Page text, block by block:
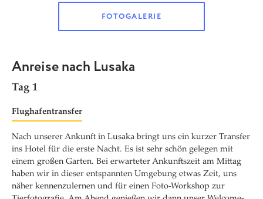
FOTOGALERIE
Anreise nach Lusaka
Tag 1
Flughafentransfer
Nach unserer Ankunft in Lusaka bringt uns ein kurzer Transfer
ins Hotel für die erste Nacht. Es ist sehr schön gelegen mit
einem großen Garten. Bei erwarteter Ankunftszeit am Mittag
haben wir in dieser entspannten Umgebung etwas Zeit, uns
näher kennenzulernen und für einen Foto-Workshop zur